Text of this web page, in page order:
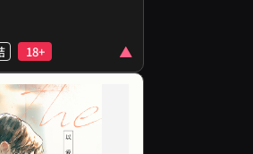
瞬間，所以看到α
，他會義無反顧
他揍得無力還手的
β卻這麼做是多管
乎，也不覺得會有
的行為，直到他遇
見了那個人。
期時失去控制標記
18+
聿律，卻接到了一
樁兒童性侵案。
供詞破綻百出，但